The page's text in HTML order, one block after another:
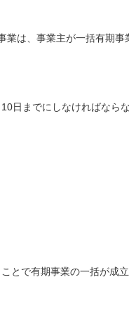
は、事業主が一括有期事
日までにしなければなら
とで有期事業の一括が成